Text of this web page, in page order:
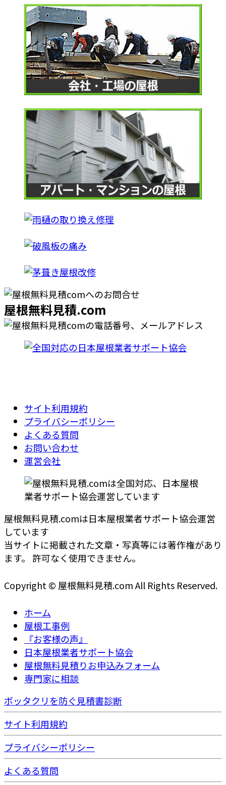
屋根無料見積.com
サイト利用規約
プライバシーポリシー
よくある質問
お問い合わせ
運営会社
屋根無料見積.comは日本屋根業者サポート協会運営
しています
当サイトに掲載された文章・写真等には著作権があり
ます。 許可なく使用できません。
Copyright © 屋根無料見積.com All Rights Reserved.
ホーム
屋根工事例
『お客様の声』
日本屋根業者サポート協会
屋根無料見積りお申込みフォーム
専門家に相談
ボッタクリを防ぐ見積書診断
サイト利用規約
プライバシーポリシー
よくある質問